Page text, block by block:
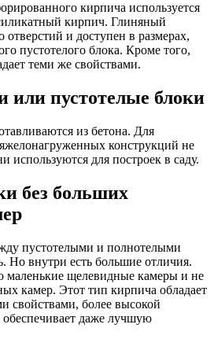
кирпича используется
кирпич. Глиняный
и доступен в размерах,
пустотелого блока. Кроме того,
теми же свойствами.
или пустотелые блоки
из бетона. Для
конструкций не
используются для построек в саду.
без больших
пустотелыми и полнотелыми
Но внутри есть большие отличия.
щелевидные камеры и не
камер. Этот тип кирпича обладает
свойствами, более высокой
даже лучшую